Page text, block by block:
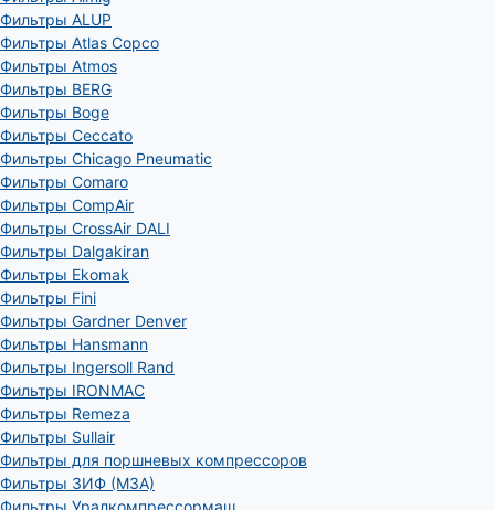
Фильтры ALUP
Фильтры Atlas Copco
Фильтры Atmos
Фильтры BERG
Фильтры Boge
Фильтры Ceccato
Фильтры Chicago Pneumatic
Фильтры Comaro
Фильтры CompAir
Фильтры CrossAir DALI
Фильтры Dalgakiran
Фильтры Ekomak
Фильтры Fini
Фильтры Gardner Denver
Фильтры Hansmann
Фильтры Ingersoll Rand
Фильтры IRONMAC
Фильтры Remeza
Фильтры Sullair
Фильтры для поршневых компрессоров
Фильтры ЗИФ (МЗА)
Фильтры Уралкомпрессормаш